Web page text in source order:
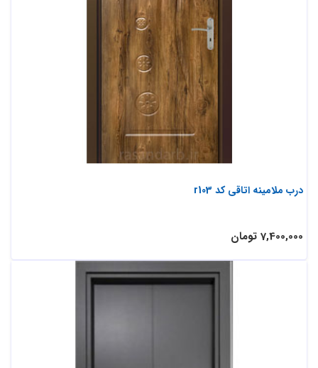
درب ملامینه اتاقی کد r103
7,400,000 تومان